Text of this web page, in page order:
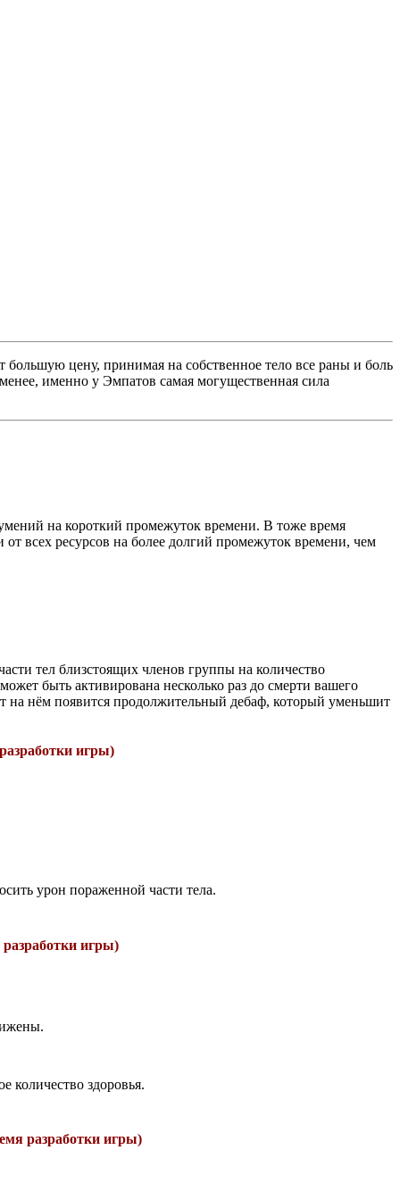
большую цену, принимая на собственное тело все раны и боль
именно у Эмпатов самая могущественная сила
на короткий промежуток времени. В тоже время
всех ресурсов на более долгий промежуток времени, чем
тел близстоящих членов группы на количество
быть активирована несколько раз до смерти вашего
на нём появится продолжительный дебаф, который уменьшит
игры)
урон пораженной части тела.
игры)
количество здоровья.
разработки игры)